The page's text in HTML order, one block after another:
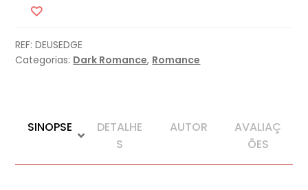
REF:DEUSEDGE
Categorias: Dark Romance, Romance
SINOPSE
DETALHE
S
AUTOR
AVALIAÇ
ÕES